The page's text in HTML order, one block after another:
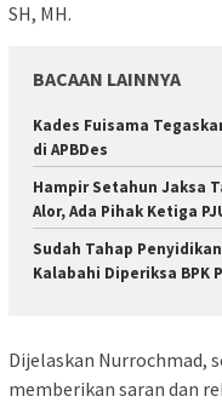
SH, MH.
BACAAN LAINNYA
Kades Fuisama
di APBDes
Hampir Setahun Jaksa
Alor, Ada Pihak Ketiga
Sudah Tahap
Kalabahi Diperiksa BPK
Dijelaskan Nurrochmad,
memberikan saran dan